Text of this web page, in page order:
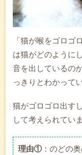
「猫が喉をゴロゴ
は猫がどのように
音を出しているの
っきりとわかって
猫がゴロゴロ出す
して考えられてい
理由①：のどの